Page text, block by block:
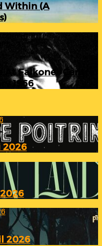
Within (A
Centre
At Falkoner Centre
1966
2026
2026